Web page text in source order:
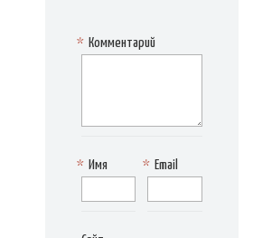
Комментарий
*
Имя
* Email
*